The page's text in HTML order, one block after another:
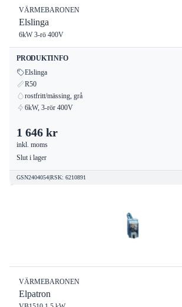
VÄRMEBARONEN
Elslinga
6kW 3-rö 400V
PRODUKTINFO
Elslinga
R50
rostfritt/mässing, grå
6kW, 3-rör 400V
1 646 kr
inkl. moms
Slut i lager
GSN2404054|RSK: 6210891
VÄRMEBARONEN
Elpatron